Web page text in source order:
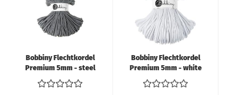
Bobbiny Flechtkordel
Premium 5mm - steel
Bobbiny Flechtkordel
Premium 5mm - white